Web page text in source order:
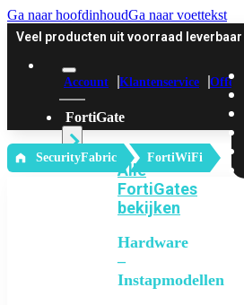
Ga naar hoofdinhoudGa naar voettekst
Veel producten uit voorraad leverbaar
Account Klantenservice Offerte
FortiGate
Alle
FortiGates
bekijken
Hardware
–
Instapmodellen
‎ SecurityFabric FortiWiFi